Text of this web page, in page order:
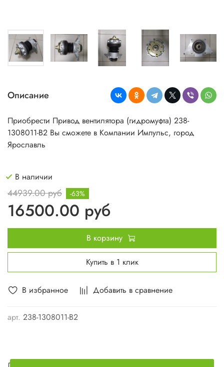
В избранное Добавить в сравнение
арт. 238-1308011-В2
Описание
Приобрести Привод вентилятора (гидромуфта) 238-
1308011-В2 Вы сможете в Компании Импульс, город
Ярославль
В наличии
44939.00 руб
16500.00 руб
-63%
В корзину
Купить в 1 клик